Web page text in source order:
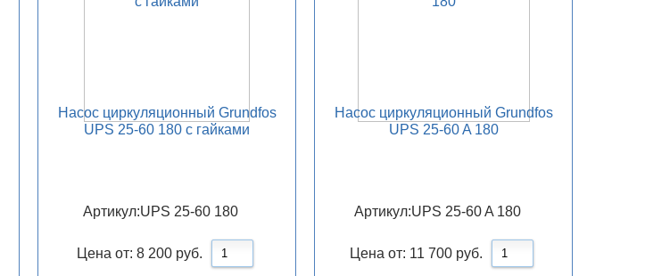
Насос циркуляционный Grundfos
UPS 25-60 180 с гайками
Артикул:UPS 25-60 180
Цена от:8 200 руб.
Насос циркуляционный Grundfos
UPS 25-60 A 180
Артикул:UPS 25-60 A 180
Цена от: 11 700 руб.